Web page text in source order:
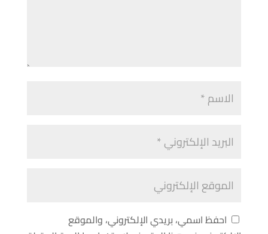
احفظ اسمي، بريدي الإلكتروني، والموقع